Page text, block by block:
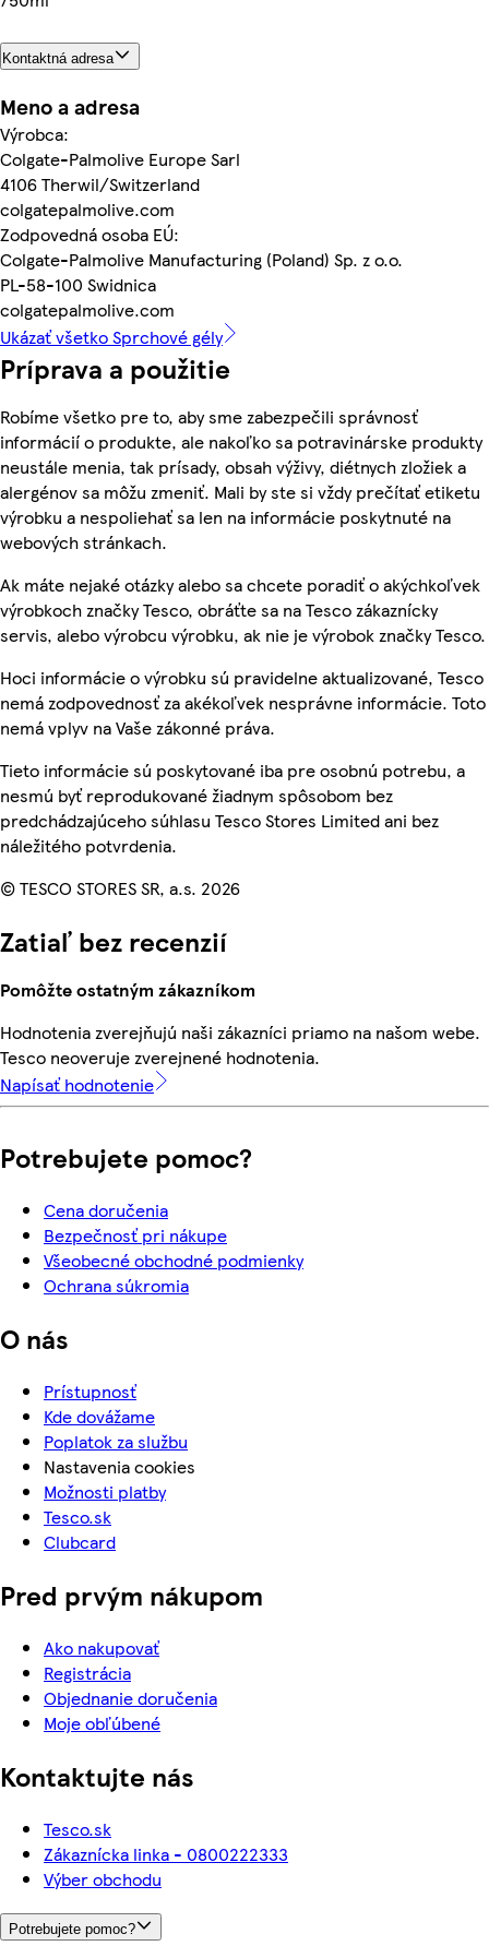
Kontaktná adresa
Meno a adresa
Výrobca:
Colgate-Palmolive Europe Sarl
4106 Therwil/Switzerland
colgatepalmolive.com
Zodpovedná osoba EÚ:
Colgate-Palmolive Manufacturing (Poland) Sp. z o.o.
PL-58-100 Swidnica
colgatepalmolive.com
Ukázať všetko Sprchové gély
Príprava a použitie
Robíme všetko pre to, aby sme zabezpečili správnosť
informácií o produkte, ale nakoľko sa potravinárske produkty
neustále menia, tak prísady, obsah výživy, diétnych zložiek a
alergénov sa môžu zmeniť. Mali by ste si vždy prečítať etiketu
výrobku a nespoliehať sa len na informácie poskytnuté na
webových stránkach.
Ak máte nejaké otázky alebo sa chcete poradiť o akýchkoľvek
výrobkoch značky Tesco, obráťte sa na Tesco zákaznícky
servis, alebo výrobcu výrobku, ak nie je výrobok značky Tesco.
Hoci informácie o výrobku sú pravidelne aktualizované, Tesco
nemá zodpovednosť za akékoľvek nesprávne informácie. Toto
nemá vplyv na Vaše zákonné práva.
Tieto informácie sú poskytované iba pre osobnú potrebu, a
nesmú byť reprodukované žiadnym spôsobom bez
predchádzajúceho súhlasu Tesco Stores Limited ani bez
náležitého potvrdenia.
© TESCO STORES SR, a.s. 2026
Zatiaľ bez recenzií
Pomôžte ostatným zákazníkom
Hodnotenia zverejňujú naši zákazníci priamo na našom webe.
Tesco neoveruje zverejnené hodnotenia.
Napísať hodnotenie
Potrebujete pomoc?
Cena doručenia
Bezpečnosť pri nákupe
Všeobecné obchodné podmienky
Ochrana súkromia
O nás
Prístupnosť
Kde dovážame
Poplatok za službu
Nastavenia cookies
Možnosti platby
Tesco.sk
Clubcard
Pred prvým nákupom
Ako nakupovať
Registrácia
Objednanie doručenia
Moje obľúbené
Kontaktujte nás
Tesco.sk
Zákaznícka linka - 0800222333
Výber obchodu
Potrebujete pomoc?